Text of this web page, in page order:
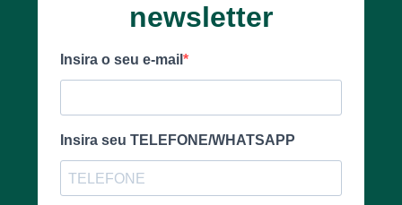
newsletter
Insira o seu e-mail
Insira seu TELEFONE/WHATSAPP